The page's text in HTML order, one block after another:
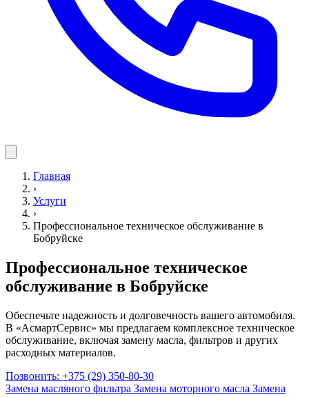
Главная
›
Услуги
›
Профессиональное техническое обслуживание в
Бобруйске
Профессиональное техническое
обслуживание в Бобруйске
Обеспечьте надежность и долговечность вашего автомобиля.
В «АсмартСервис» мы предлагаем комплексное техническое
обслуживание, включая замену масла, фильтров и других
расходных материалов.
Позвонить: +375 (29) 350-80-30
Замена масляного фильтра Замена моторного масла Замена